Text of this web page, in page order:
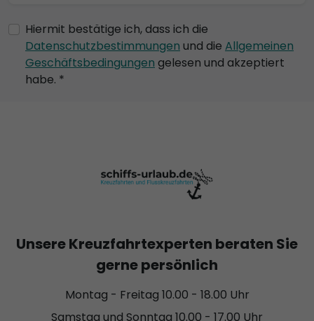
Hiermit bestätige ich, dass ich die
Datenschutzbestimmungen und die Allgemeinen
Geschäftsbedingungen gelesen und akzeptiert
habe. *
Unsere Kreuzfahrtexperten beraten Sie
gerne persönlich
Montag - Freitag 10.00 - 18.00 Uhr
Samstag und Sonntag 10.00 - 17.00 Uhr